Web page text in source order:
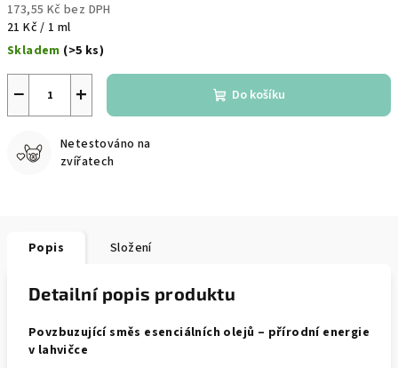
173,55 Kč bez DPH
Měrná
cena:
21 Kč / 1 ml
Skladem (>5 ks)
+
− Do košíku
Netestováno na
zvířatech
Popis Složení
Detailní popis produktu
Povzbuzující směs esenciálních olejů – přírodní energie
v lahvičce